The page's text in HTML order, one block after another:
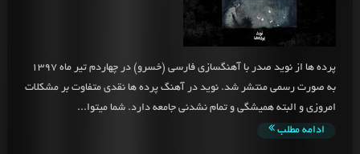
پرده ها از نوید صدر با آهنگسازی فارسی (خسرو) در چهاردم تیر ماه 1397
به صورت رسمی منتشر شد. نوید در آهنگ پرده ها نقدی متفاوت بر مشکلات
امروزی و البته همیشگی و تمام نشدنی جامعه دارد. شما میتوا...
ادامه مطلب